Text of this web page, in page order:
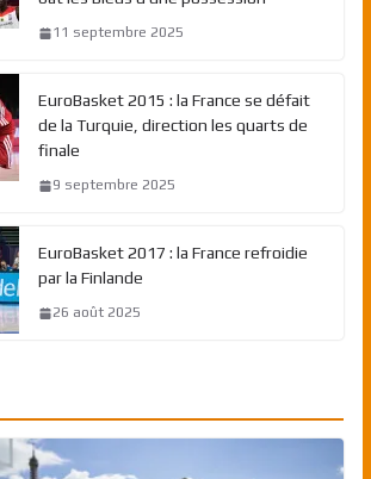
11 septembre 2025
EuroBasket 2015 : la France se défait
de la Turquie, direction les quarts de
finale
9 septembre 2025
EuroBasket 2017 : la France refroidie
par la Finlande
26 août 2025